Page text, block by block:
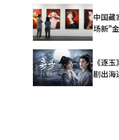
中国藏
场新"
《逐
剧出海